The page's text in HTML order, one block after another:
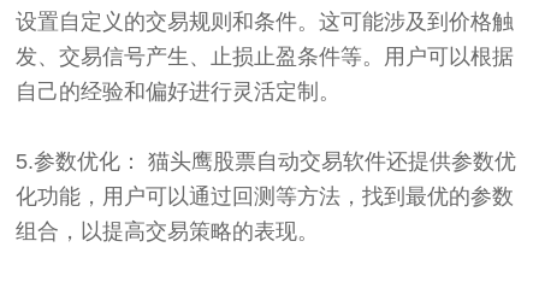
设置自定义的交易规则和条件。这可能涉及到价格触
发、交易信号产生、止损止盈条件等。用户可以根据
自己的经验和偏好进行灵活定制。
5.参数优化： 猫头鹰股票自动交易软件还提供参数优
化功能，用户可以通过回测等方法，找到最优的参数
组合，以提高交易策略的表现。